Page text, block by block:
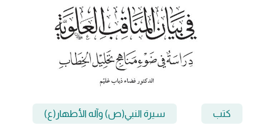
كتب سيرة النبي(ص) وآله الأطهار(ع)